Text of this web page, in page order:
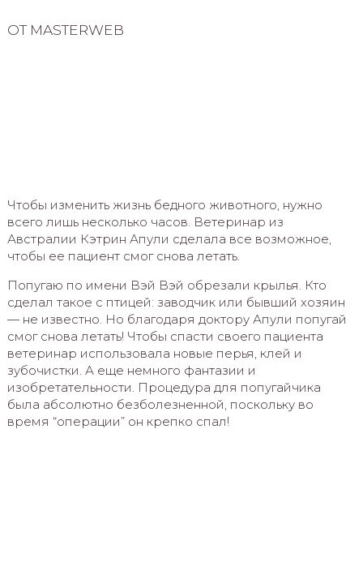
ОТ MASTERWEB
Чтобы изменить жизнь бедного животного, нужно
всего лишь несколько часов. Ветеринар из
Австралии Кэтрин Апули сделала все возможное,
чтобы ее пациент смог снова летать.
Попугаю по имени Вэй Вэй обрезали крылья. Кто
сделал такое с птицей: заводчик или бывший хозяин
— не известно. Но благодаря доктору Апули попугай
смог снова летать! Чтобы спасти своего пациента
ветеринар использовала новые перья, клей и
зубочистки. А еще немного фантазии и
изобретательности. Процедура для попугайчика
была абсолютно безболезненной, поскольку во
время “операции” он крепко спал!